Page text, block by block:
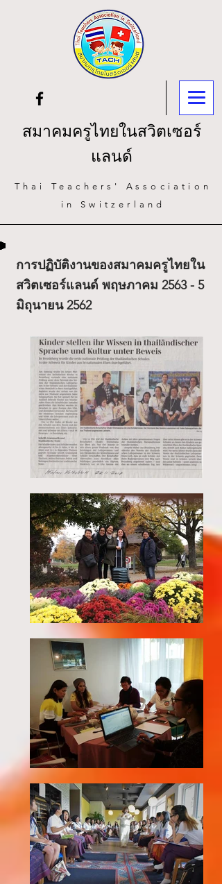
สมาคมครูไทยในสวิตเซอร์
แลนด์
Thai Teachers' Association
in Switzerland
การปฏิบัติงานของสมาคมครูไทยใน
สวิตเซอร์แลนด์ พฤษภาคม 2563 - 5
มิถุนายน 2562